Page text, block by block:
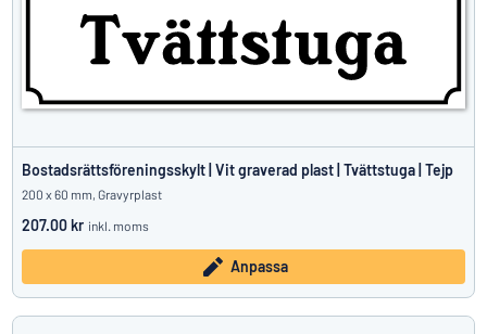
Bostadsrättsföreningsskylt | Vit graverad plast | Tvättstuga | Tejp
200 x 60 mm, Gravyrplast
207.00 kr inkl. moms
Anpassa